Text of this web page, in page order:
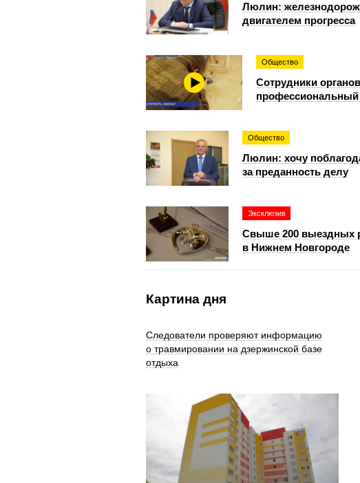
Люлин:
двигателем прогресса
Общество
Сотрудники
профессиональный
Общество
Люлин: хочу
за преданность делу
Эксклюзив
Свыше 200 выездных
в Нижнем Новгороде
Картина дня
Следователи проверяют информацию
о травмировании на дзержинской базе
отдыха